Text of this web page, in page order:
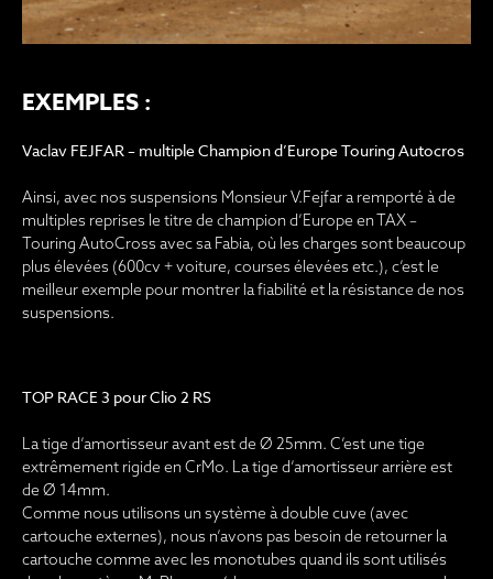
EXEMPLES :​
Vaclav FEJFAR – multiple Champion d’Europe Touring Autocros
Ainsi, avec nos suspensions Monsieur V.Fejfar a remporté à de
multiples reprises le titre de champion d’Europe en TAX –
Touring AutoCross avec sa Fabia, où les charges sont beaucoup
plus élevées (600cv + voiture, courses élevées etc.), c’est le
meilleur exemple pour montrer la fiabilité et la résistance de nos
suspensions.
TOP RACE 3 pour Clio 2 RS
La tige d’amortisseur avant est de Ø 25mm. C’est une tige
extrêmement rigide en CrMo. La tige d’amortisseur arrière est
de Ø 14mm.
Comme nous utilisons un système à double cuve (avec
cartouche externes), nous n’avons pas besoin de retourner la
cartouche comme avec les monotubes quand ils sont utilisés